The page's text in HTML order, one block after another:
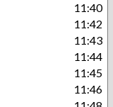
11:40
11:42
11:43
11:44
11:45
11:46